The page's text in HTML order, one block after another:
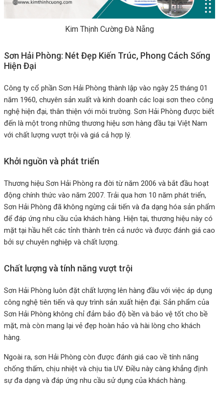
Kim Thịnh Cường Đà Nẵng
Sơn Hải Phòng: Nét Đẹp Kiến Trúc, Phong Cách Sống
Hiện Đại
Công ty cổ phần Sơn Hải Phòng thành lập vào ngày 25 tháng 01
năm 1960, chuyên sản xuất và kinh doanh các loại sơn theo công
nghệ hiện đại, thân thiện với môi trường. Sơn Hải Phòng được biết
đến là một trong những thương hiệu sơn hàng đầu tại Việt Nam
với chất lượng vượt trội và giá cả hợp lý.
Khởi nguồn và phát triển
Thương hiệu Sơn Hải Phòng ra đời từ năm 2006 và bắt đầu hoạt
động chính thức vào năm 2007. Trải qua hơn 10 năm phát triển,
Sơn Hải Phòng đã không ngừng cải tiến và đa dạng hóa sản phẩm
để đáp ứng nhu cầu của khách hàng. Hiện tại, thương hiệu này có
mặt tại hầu hết các tỉnh thành trên cả nước và được đánh giá cao
bởi sự chuyên nghiệp và chất lượng.
Chất lượng và tính năng vượt trội
Sơn Hải Phòng luôn đặt chất lượng lên hàng đầu với việc áp dụng
công nghệ tiên tiến và quy trình sản xuất hiện đại. Sản phẩm của
Sơn Hải Phòng không chỉ đảm bảo độ bền và bảo vệ tốt cho bề
mặt, mà còn mang lại vẻ đẹp hoàn hảo và hài lòng cho khách
hàng.
Ngoài ra, sơn Hải Phòng còn được đánh giá cao về tính năng
chống thấm, chịu nhiệt và chịu tia UV. Điều này càng khẳng định
sự đa dạng và đáp ứng nhu cầu sử dụng của khách hàng.